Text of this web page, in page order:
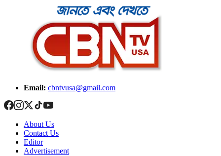
Email: cbntvusa@gmail.com
About Us
Contact Us
Editor
Advertisement